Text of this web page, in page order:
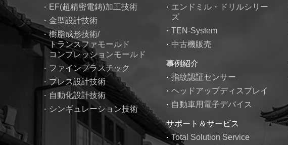
EF(超精密電鋳)加工技術
金型設計技術
樹脂成形技術/
トランスファモールド
コンプレッションモールド
ファインプラスチック
プレス設計技術
自動化設計技術
シンギュレーション技術
エンドミル・ドリルシリー
ズ
TEN-System
中古機販売
事例紹介
指紋認証センサー
ヘッドアップディスプレイ
自動車用電子デバイス
サポート＆サービス
Total Solution Service